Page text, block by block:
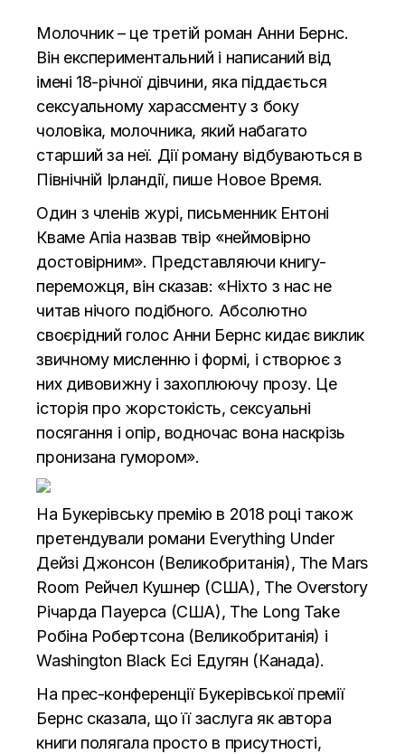
Молочник – це третій роман Анни Бернс.
Він експериментальний і написаний від
імені 18-річної дівчини, яка піддається
сексуальному харассменту з боку
чоловіка, молочника, який набагато
старший за неї. Дії роману відбуваються в
Північній Ірландії, пише Новое Время.
Один з членів журі, письменник Ентоні
Кваме Апіа назвав твір «неймовірно
достовірним». Представляючи книгу-
переможця, він сказав: «Ніхто з нас не
читав нічого подібного. Абсолютно
своєрідний голос Анни Бернс кидає виклик
звичному мисленню і формі, і створює з
них дивовижну і захоплюючу прозу. Це
історія про жорстокість, сексуальні
посягання і опір, водночас вона наскрізь
пронизана гумором».
На Букерівську премію в 2018 році також
претендували романи Everything Under
Дейзі Джонсон (Великобританія), The Mars
Room Рейчел Кушнер (США), The Overstory
Річарда Пауерса (США), The Long Take
Робіна Робертсона (Великобританія) і
Washington Black Есі Едугян (Канада).
На прес-конференції Букерівської премії
Бернс сказала, що її заслуга як автора
книги полягала просто в присутності,